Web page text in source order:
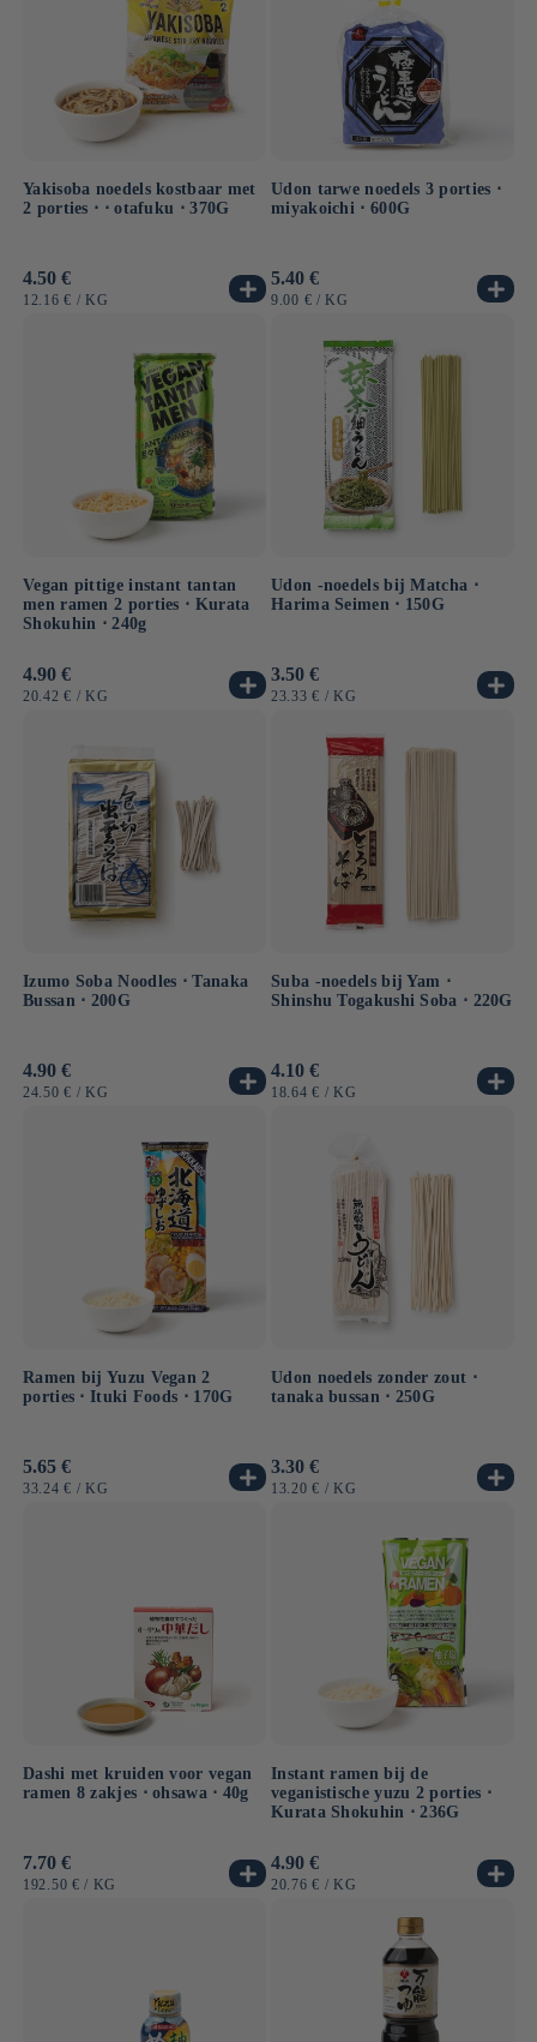
Yakisoba noedels kostbaar met
2 porties ⋅ ⋅ otafuku ⋅ 370G
Normale
prijs
4.50 €
EENHEIDSPRIJS
12.16 € / PER
KG
Udon tarwe noedels 3 porties ⋅
miyakoichi ⋅ 600G
Normale
prijs
5.40 €
EENHEIDSPRIJS
9.00 € / PER
KG
Vegan pittige instant tantan
men ramen 2 porties ⋅ Kurata
Shokuhin ⋅ 240g
Normale
prijs
4.90 €
EENHEIDSPRIJS
20.42 € / PER
KG
Udon -noedels bij Matcha ⋅
Harima Seimen ⋅ 150G
Normale
prijs
3.50 €
EENHEIDSPRIJS
23.33 € / PER
KG
Izumo Soba Noodles ⋅ Tanaka
Bussan ⋅ 200G
Normale
prijs
4.90 €
EENHEIDSPRIJS
24.50 € / PER
KG
Suba -noedels bij Yam ⋅
Shinshu Togakushi Soba ⋅ 220G
Normale
prijs
4.10 €
EENHEIDSPRIJS
18.64 € / PER
KG
Ramen bij Yuzu Vegan 2
porties ⋅ Ituki Foods ⋅ 170G
Normale
prijs
5.65 €
EENHEIDSPRIJS
33.24 € / PER
KG
Udon noedels zonder zout ⋅
tanaka bussan ⋅ 250G
Normale
prijs
3.30 €
EENHEIDSPRIJS
13.20 € / PER
KG
Dashi met kruiden voor vegan
ramen 8 zakjes ⋅ ohsawa ⋅ 40g
Normale
prijs
7.70 €
EENHEIDSPRIJS
192.50 € / PER
KG
Instant ramen bij de
veganistische yuzu 2 porties ⋅
Kurata Shokuhin ⋅ 236G
Normale
prijs
4.90 €
EENHEIDSPRIJS
20.76 € / PER
KG